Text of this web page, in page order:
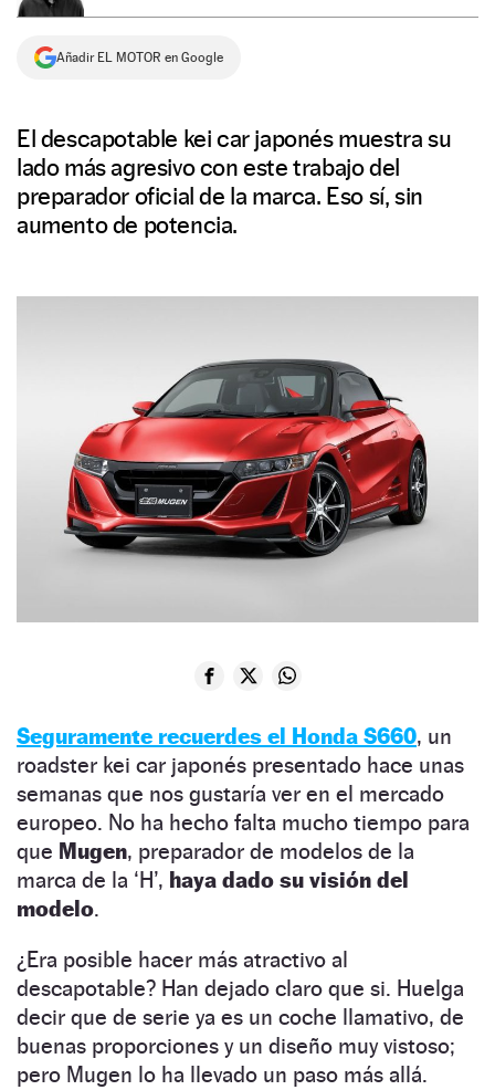
Añadir EL MOTOR en Google
El descapotable kei car japonés muestra su
lado más agresivo con este trabajo del
preparador oficial de la marca. Eso sí, sin
aumento de potencia.
Seguramente recuerdes el Honda S660, un
roadster kei car japonés presentado hace unas
semanas que nos gustaría ver en el mercado
europeo. No ha hecho falta mucho tiempo para
que Mugen, preparador de modelos de la
marca de la ‘H’, haya dado su visión del
modelo.
¿Era posible hacer más atractivo al
descapotable? Han dejado claro que si. Huelga
decir que de serie ya es un coche llamativo, de
buenas proporciones y un diseño muy vistoso;
pero Mugen lo ha llevado un paso más allá.